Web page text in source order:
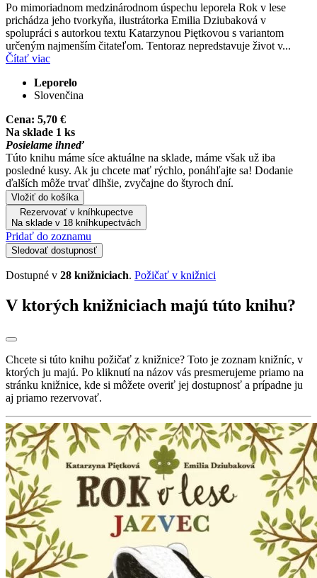
Po mimoriadnom medzinárodnom úspechu leporela Rok v lese
prichádza jeho tvorkyňa, ilustrátorka Emilia Dziubaková v
spolupráci s autorkou textu Katarzynou Piętkovou s variantom
určeným najmenším čitateľom. Tentoraz nepredstavuje život v...
Čítať viac
Leporelo
Slovenčina
Cena: 5,70 €
Na sklade 1 ks
Posielame ihneď
Túto knihu máme síce aktuálne na sklade, máme však už iba
posledné kusy. Ak ju chcete mať rýchlo, ponáhľajte sa! Dodanie
ďalších môže trvať dlhšie, zvyčajne do štyroch dní.
Vložiť do košíka
Rezervovať v kníhkupectve
Na sklade v 18 kníhkupectvách
Pridať do zoznamu
Sledovať dostupnosť
Dostupné v 28 knižniciach. Požičať v knižnici
V ktorých knižniciach majú túto knihu?
Chcete si túto knihu požičať z knižnice? Toto je zoznam knižníc, v
ktorých ju majú. Po kliknutí na názov vás presmerujeme priamo na
stránku knižnice, kde si môžete overiť jej dostupnosť a prípadne ju
aj priamo rezervovať.